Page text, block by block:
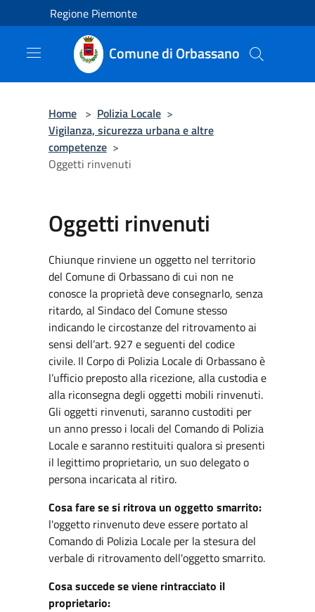
Salta al contenuto principale
Regione Piemonte
Comune di Orbassano
Home > Polizia Locale >
Vigilanza, sicurezza urbana e altre
competenze >
Oggetti rinvenuti
Oggetti rinvenuti
Chiunque rinviene un oggetto nel territorio
del Comune di Orbassano di cui non ne
conosce la proprietà deve consegnarlo, senza
ritardo, al Sindaco del Comune stesso
indicando le circostanze del ritrovamento ai
sensi dell’art. 927 e seguenti del codice
civile. Il Corpo di Polizia Locale di Orbassano è
l’ufficio preposto alla ricezione, alla custodia e
alla riconsegna degli oggetti mobili rinvenuti.
Gli oggetti rinvenuti, saranno custoditi per
un anno presso i locali del Comando di Polizia
Locale e saranno restituiti qualora si presenti
il legittimo proprietario, un suo delegato o
persona incaricata al ritiro.
Cosa fare se si ritrova un oggetto smarrito:
l'oggetto rinvenuto deve essere portato al
Comando di Polizia Locale per la stesura del
verbale di ritrovamento dell'oggetto smarrito.
Cosa succede se viene rintracciato il
proprietario: